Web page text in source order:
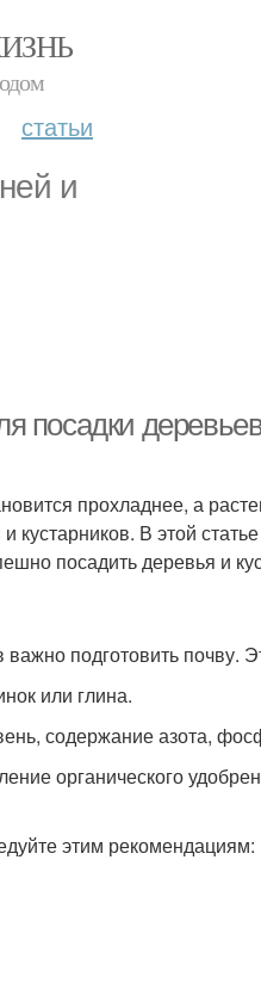
статьи
и
посадки
прохладнее, а
кустарников. В этой
посадить деревья и
подготовить почву.
или глина.
содержание азота,
органического
этим рекомендациям: